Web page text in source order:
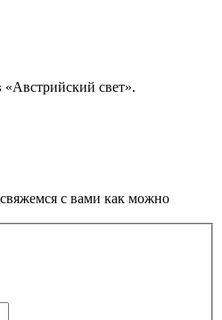
свет».
с вами как можно